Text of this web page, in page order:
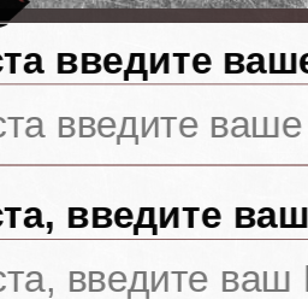
введите
введите